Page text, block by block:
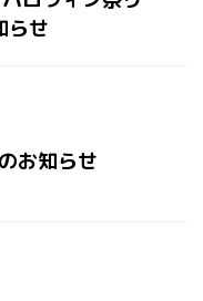
らせ
お知らせ